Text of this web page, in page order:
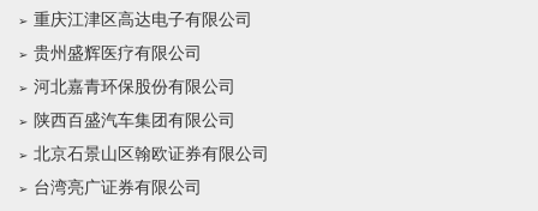
重庆江津区高达电子有限公司
贵州盛辉医疗有限公司
河北嘉青环保股份有限公司
陕西百盛汽车集团有限公司
北京石景山区翰欧证券有限公司
台湾亮广证券有限公司